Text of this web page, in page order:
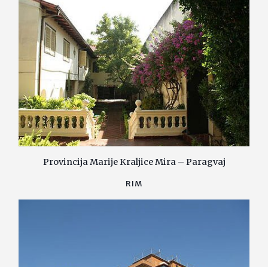
Provincija Marije Kraljice Mira – Paragvaj
RIM